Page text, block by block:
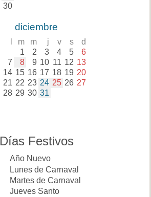
30
diciembre
m m j v s d
1 2 3 4 5 6
7 8 9 10 11 12 13
14 15 16 17 18 19 20
21 22 23 24 25 26 27
28 29 30 31
Días Festivos
Año Nuevo
Lunes de Carnaval
Martes de Carnaval
Jueves Santo